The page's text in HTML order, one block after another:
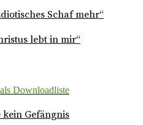
Schaf mehr“
lebt in mir“
Downloadliste
kein Gefängnis